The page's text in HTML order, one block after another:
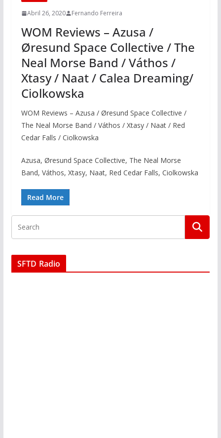
Abril 26, 2020 Fernando Ferreira
WOM Reviews – Azusa /
Øresund Space Collective / The
Neal Morse Band / Váthos /
Xtasy / Naat / Calea Dreaming/
Ciolkowska
WOM Reviews – Azusa / Øresund Space Collective /
The Neal Morse Band / Váthos / Xtasy / Naat / Red
Cedar Falls / Ciolkowska
Azusa, Øresund Space Collective, The Neal Morse
Band, Váthos, Xtasy, Naat, Red Cedar Falls, Ciolkowska
Read More
SFTD Radio